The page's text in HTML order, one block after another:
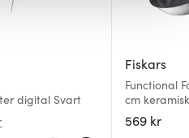
digital Svart
Fiskars
Functional
cm keramisk
569 kr